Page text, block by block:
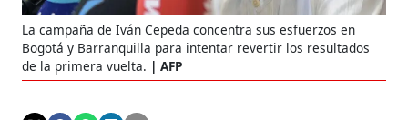
La campaña de Iván Cepeda concentra sus esfuerzos en
Bogotá y Barranquilla para intentar revertir los resultados
de la primera vuelta.
AFP